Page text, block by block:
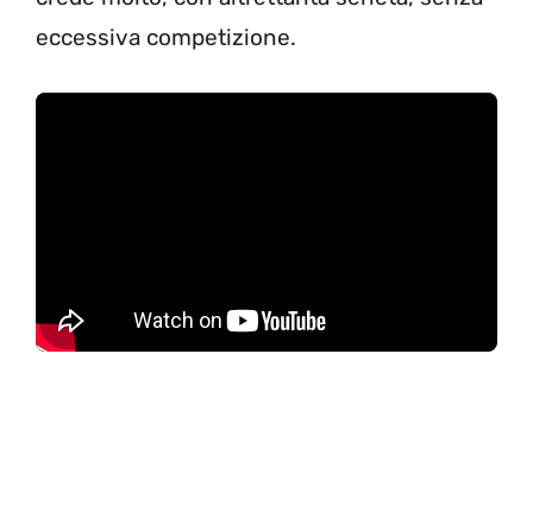
eccessiva competizione.